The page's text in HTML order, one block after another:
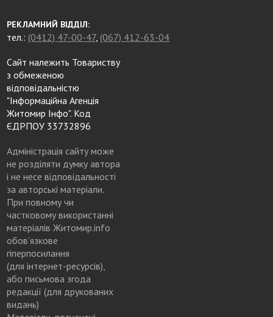
РЕКЛАМНИЙ ВІДДІЛ:
тел.: (0412) 47-00-47, (067) 412-63-04
Сайт належить Товариству
з обмеженою
відповідальністю
"Інформаційна Агенція
Житомир Інфо". Код
ЄДРПОУ 33732896
Адміністрація сайту може
не розділяти думку автора
і не несе відповідальності
за авторські матеріали.
При повному чи
частковому використанні
матеріалів Житомир.info
обов’язкове
гіперпосилання
(для інтернет-ресурсів),
або письмова згода
редакції (для друкованих
видань)